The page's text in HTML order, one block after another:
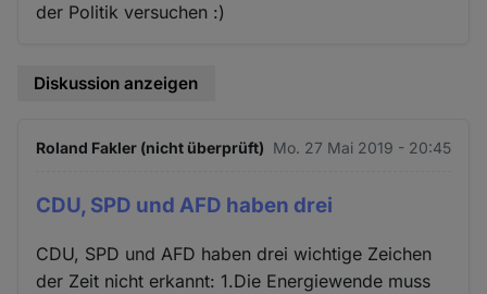
der Politik versuchen :)
Diskussion anzeigen
Roland Fakler (nicht überprüft) Mo. 27 Mai 2019 - 20:45
CDU, SPD und AFD haben drei
CDU, SPD und AFD haben drei wichtige Zeichen
der Zeit nicht erkannt: 1.Die Energiewende muss